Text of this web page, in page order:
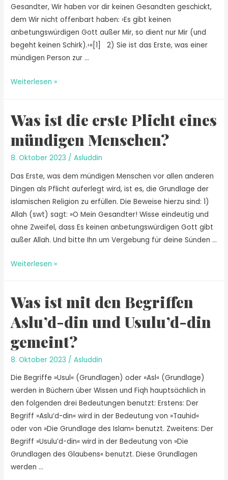
Gesandter, Wir haben vor dir keinen Gesandten geschickt,
dem Wir nicht offenbart haben: ›Es gibt keinen
anbetungswürdigen Gott außer Mir, so dient nur Mir (und
begeht keinen Schirk).‹«[1] 2) Sie ist das Erste, was einer
mündigen Person zur …
Weiterlesen »
Was ist die erste Plicht eines
mündigen Menschen?
8. Oktober 2023 /Asluddin
Das Erste, was dem mündigen Menschen vor allen anderen
Dingen als Pflicht auferlegt wird, ist es, die Grundlage der
islamischen Religion zu erfüllen. Die Beweise hierzu sind: 1)
Allah (swt) sagt: »O Mein Gesandter! Wisse eindeutig und
ohne Zweifel, dass Es keinen anbetungswürdigen Gott gibt
außer Allah. Und bitte Ihn um Vergebung für deine Sünden …
Weiterlesen »
Was ist mit den Begriffen
Aslu’d-din und Usulu’d-din
gemeint?
8. Oktober 2023 /Asluddin
Die Begriffe »Usul« (Grundlagen) oder »Asl« (Grundlage)
werden in Büchern über Wissen und Fiqh hauptsächlich in
den folgenden drei Bedeutungen benutzt: Erstens: Der
Begriff »Aslu’d-din« wird in der Bedeutung von »Tauhid«
oder von »Die Grundlage des Islam« benutzt. Zweitens: Der
Begriff »Usulu’d-din« wird in der Bedeutung von »Die
Grundlagen des Glaubens« benutzt. Diese Grundlagen
werden …